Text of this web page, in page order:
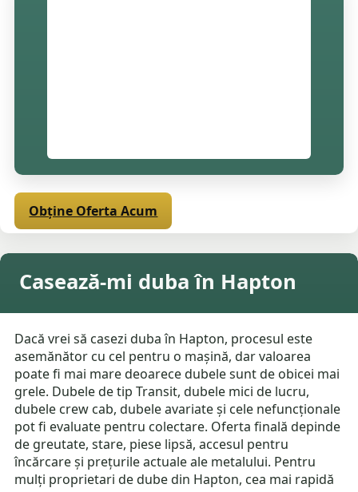
Obține Oferta Acum
Casează-mi duba în Hapton
Dacă vrei să casezi duba în Hapton, procesul este
asemănător cu cel pentru o mașină, dar valoarea
poate fi mai mare deoarece dubele sunt de obicei mai
grele. Dubele de tip Transit, dubele mici de lucru,
dubele crew cab, dubele avariate și cele nefuncționale
pot fi evaluate pentru colectare. Oferta finală depinde
de greutate, stare, piese lipsă, accesul pentru
încărcare și prețurile actuale ale metalului. Pentru
mulți proprietari de dube din Hapton, cea mai rapidă